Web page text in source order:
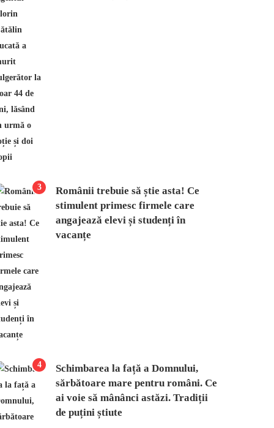
3
Românii trebuie să știe asta! Ce
stimulent primesc firmele care
angajează elevi și studenți în
vacanțe
4
Schimbarea la față a Domnului,
sărbătoare mare pentru români. Ce
ai voie să mânânci astăzi. Tradiții
de puțini știute